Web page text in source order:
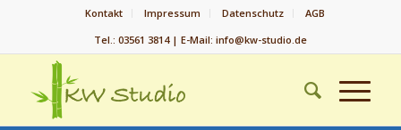
Kontakt Impressum Datenschutz
AGB
Tel.: 03561 3814 | E-Mail: info@kw-studio.de